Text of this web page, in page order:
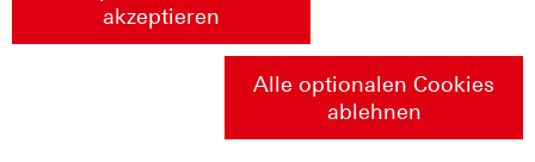
akzeptieren
Alle optionalen Cookies
ablehnen